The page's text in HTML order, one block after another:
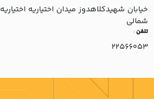
خيابان شهيدکلاهدوز ميدان اختياريه اختياريه
شمالي
تلفن:
22566053